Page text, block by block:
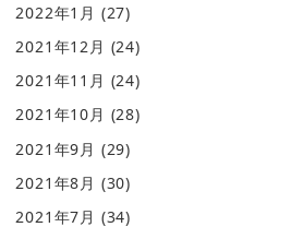
2022年1月 (27)
2021年12月 (24)
2021年11月 (24)
2021年10月 (28)
2021年9月 (29)
2021年8月 (30)
2021年7月 (34)